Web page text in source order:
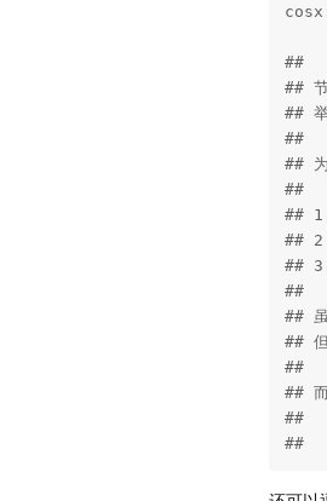
##
## 节
## 举
##
## 为
##
##
##
## 3.
##
## 虽
## 但
##
## 而
##
##